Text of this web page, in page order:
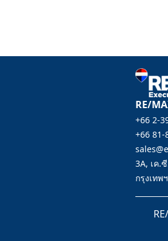
RE/
+66 2-
+66 81-
3A, เค.
กรุงเทพ